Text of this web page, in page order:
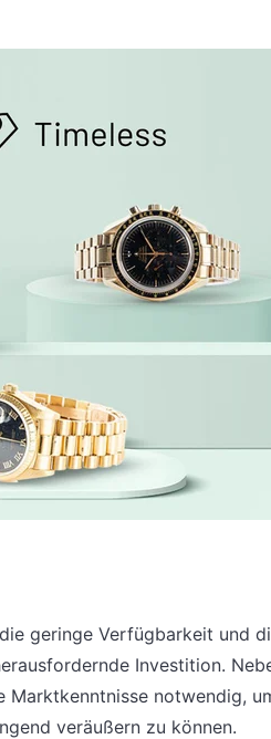
geringe Verfügbarkeit und
Investition.
Marktkenntnisse notwendig,
veräußern zu können.